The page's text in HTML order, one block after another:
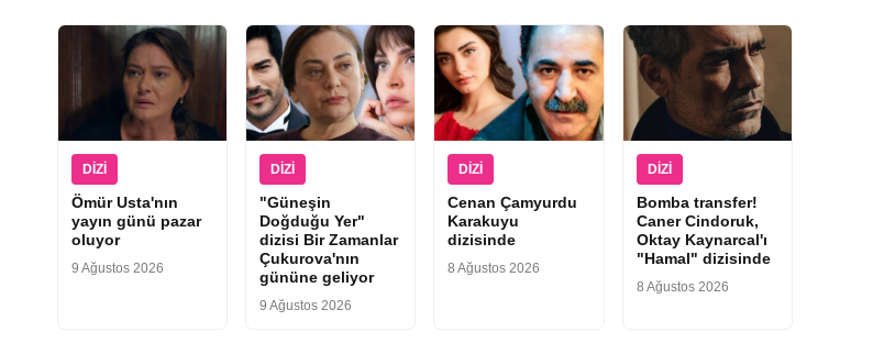
DIZI
Ömür Usta'nın
yayın günü pazar
oluyor
9 Ağustos 2026
DIZI
"Güneşin
Doğduğu Yer"
dizisi Bir Zamanlar
Çukurova'nın
gününe geliyor
9 Ağustos 2026
DIZI
Cenan Çamyurdu
Karakuyu
dizisinde
8 Ağustos 2026
DIZI
Bomba transfer!
Caner Cindoruk,
Oktay Kaynarcal'ı
"Hamal" dizisinde
8 Ağustos 2026